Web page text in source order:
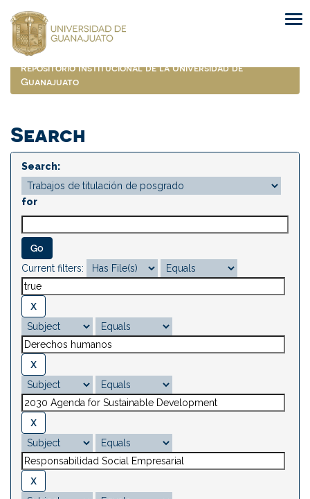
navigation
Repositorio Institucional de la Universidad de
Guanajuato
Search
Search:
for
Current filters: